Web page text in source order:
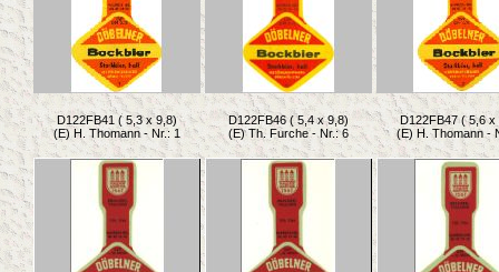
D122FB41 ( 5,3 x 9,8)
(E) H. Thomann - Nr.: 1
D122FB46 ( 5,4 x 9,8)
(E) Th. Furche - Nr.: 6
D122FB47 ( 5,6 x
(E) H. Thomann -